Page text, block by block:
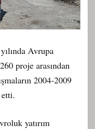
Avrupa
proje arasından
2004-2009
yatırım